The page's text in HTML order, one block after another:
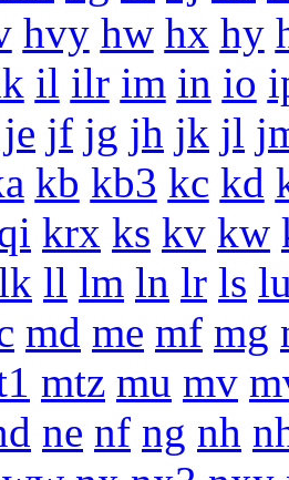
hvy hw hx hy
il ilr im in io
je jf jg jh jk jl
kb kb3 kc kd
krx ks kv kw
ll lm ln lr ls
md me mf mg
mtz mu mv
ne nf ng nh